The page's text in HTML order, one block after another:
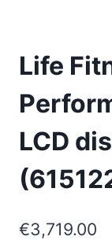
Life
LCD
€3,719.00